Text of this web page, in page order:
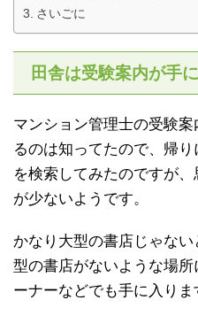
さいごに
田舎は受験案内が手
マンション管理士の受験
るのは知ってたので、帰
を検索してみたのですが
が少ないようです。
かなり大型の書店じゃな
型の書店がないような場
ーナーなどでも手に入りま